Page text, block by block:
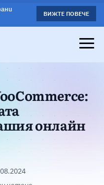
€ /
с
ВИЖТЕ ПОВЕЧЕ
ВИЖΤΕ ПОВЕЧЕ
онлайн